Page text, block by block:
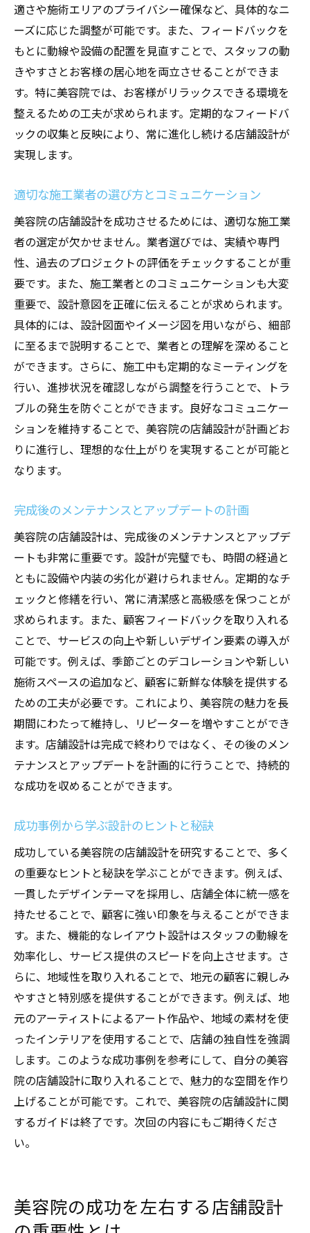
適さや施術エリアのプライバシー確保など、具体的なニ
ーズに応じた調整が可能です。また、フィードバックを
もとに動線や設備の配置を見直すことで、スタッフの動
きやすさとお客様の居心地を両立させることができま
す。特に美容院では、お客様がリラックスできる環境を
整えるための工夫が求められます。定期的なフィードバ
ックの収集と反映により、常に進化し続ける店舗設計が
実現します。
適切な施工業者の選び方とコミュニケーション
美容院の店舗設計を成功させるためには、適切な施工業
者の選定が欠かせません。業者選びでは、実績や専門
性、過去のプロジェクトの評価をチェックすることが重
要です。また、施工業者とのコミュニケーションも大変
重要で、設計意図を正確に伝えることが求められます。
具体的には、設計図面やイメージ図を用いながら、細部
に至るまで説明することで、業者との理解を深めること
ができます。さらに、施工中も定期的なミーティングを
行い、進捗状況を確認しながら調整を行うことで、トラ
ブルの発生を防ぐことができます。良好なコミュニケー
ションを維持することで、美容院の店舗設計が計画どお
りに進行し、理想的な仕上がりを実現することが可能と
なります。
完成後のメンテナンスとアップデートの計画
美容院の店舗設計は、完成後のメンテナンスとアップデ
ートも非常に重要です。設計が完璧でも、時間の経過と
ともに設備や内装の劣化が避けられません。定期的なチ
ェックと修繕を行い、常に清潔感と高級感を保つことが
求められます。また、顧客フィードバックを取り入れる
ことで、サービスの向上や新しいデザイン要素の導入が
可能です。例えば、季節ごとのデコレーションや新しい
施術スペースの追加など、顧客に新鮮な体験を提供する
ための工夫が必要です。これにより、美容院の魅力を長
期間にわたって維持し、リピーターを増やすことができ
ます。店舗設計は完成で終わりではなく、その後のメン
テナンスとアップデートを計画的に行うことで、持続的
な成功を収めることができます。
成功事例から学ぶ設計のヒントと秘訣
成功している美容院の店舗設計を研究することで、多く
の重要なヒントと秘訣を学ぶことができます。例えば、
一貫したデザインテーマを採用し、店舗全体に統一感を
持たせることで、顧客に強い印象を与えることができま
す。また、機能的なレイアウト設計はスタッフの動線を
効率化し、サービス提供のスピードを向上させます。さ
らに、地域性を取り入れることで、地元の顧客に親しみ
やすさと特別感を提供することができます。例えば、地
元のアーティストによるアート作品や、地域の素材を使
ったインテリアを使用することで、店舗の独自性を強調
します。このような成功事例を参考にして、自分の美容
院の店舗設計に取り入れることで、魅力的な空間を作り
上げることが可能です。これで、美容院の店舗設計に関
するガイドは終了です。次回の内容にもご期待くださ
い。
美容院の成功を左右する店舗設計